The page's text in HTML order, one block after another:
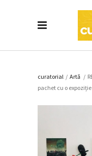
curatorial / Artǎ /
pachet cu o